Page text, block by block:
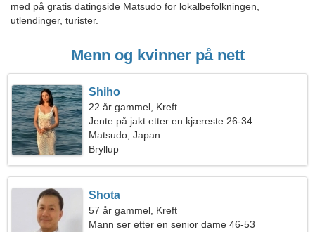
med på gratis datingside Matsudo for lokalbefolkningen,
utlendinger, turister.
Menn og kvinner på nett
Shiho
22 år gammel, Kreft
Jente på jakt etter en kjæreste 26-34
Matsudo, Japan
Bryllup
Shota
57 år gammel, Kreft
Mann ser etter en senior dame 46-53